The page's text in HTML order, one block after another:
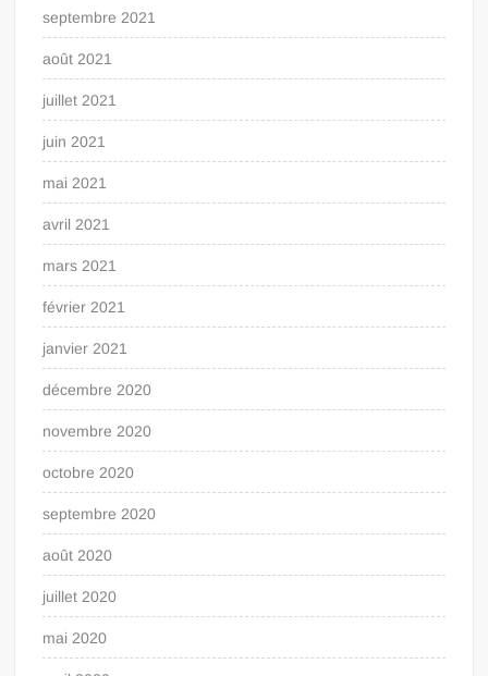
septembre 2021
août 2021
juillet 2021
juin 2021
mai 2021
avril 2021
mars 2021
février 2021
janvier 2021
décembre 2020
novembre 2020
octobre 2020
septembre 2020
août 2020
juillet 2020
mai 2020